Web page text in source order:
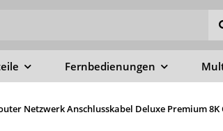
Fernbedienungen
Netzwerk Anschlusskabel Deluxe Premium